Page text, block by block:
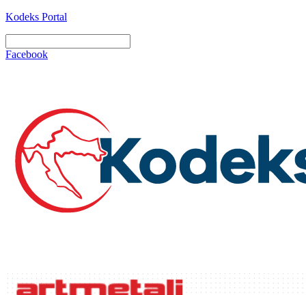
Kodeks Portal
Facebook